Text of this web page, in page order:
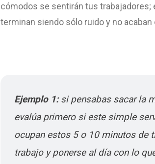
cómodos se sentirán tus
terminan siendo sólo ruido y no
Ejemplo 1:si pensabas sacar la
evalúa primero si este simple
ocupan estos 5 o 10 minutos de
trabajo y ponerse al día con lo